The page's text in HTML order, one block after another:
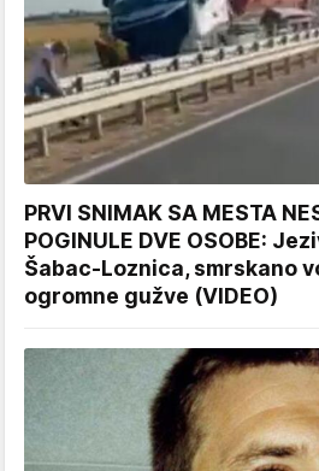
PRVI SNIMAK SA MESTA
POGINULE DVE OSOBE:
Šabac-Loznica, smrskano
ogromne gužve (VIDEO)